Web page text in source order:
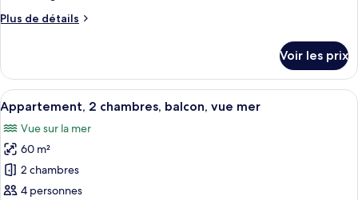
chambre :
chambres,
balcon
Plus de détails
Plus
le
type
de
chambre
Appartement,
2
chambres,
balcon
Voir les prix
Afficher
toutes
les
photos
pour
ce
Un lit bien fait, recouvert d’une
17
Appartement, 2 chambres, balcon, vue mer
Vue sur la mer
60 m²
2 chambres
4 personnes